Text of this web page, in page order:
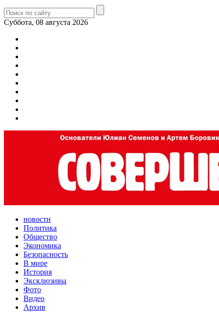
Суббота, 08 августа 2026
новости
Политика
Общество
Экономика
Безопасность
В мире
История
Эксклюзивы
Фото
Видео
Архив